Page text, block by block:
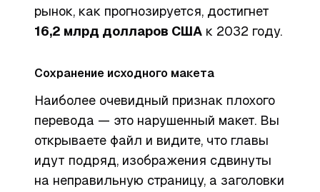
рынок, как прогнозируется, достигнет
16,2 млрд долларов США к 2032 году.
Сохранение исходного макета
Наиболее очевидный признак плохого
перевода — это нарушенный макет. Вы
открываете файл и видите, что главы
идут подряд, изображения сдвинуты
на неправильную страницу, а заголовки